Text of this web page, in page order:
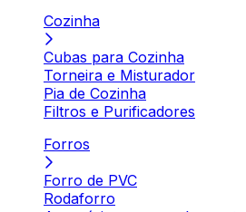
Cozinha
Cubas para Cozinha
Torneira e Misturador
Pia de Cozinha
Filtros e Purificadores
Forros
Forro de PVC
Rodaforro